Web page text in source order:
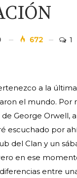
672 1
a la
el mundo. Por
George Orwell,
escuchado por
del Clan y un
en ese
entre